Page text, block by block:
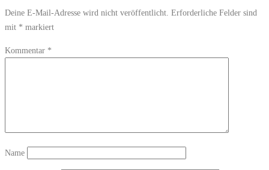
Deine E-Mail-Adresse wird nicht veröffentlicht. Erforderliche Felder sind
mit * markiert
Kommentar *
Name